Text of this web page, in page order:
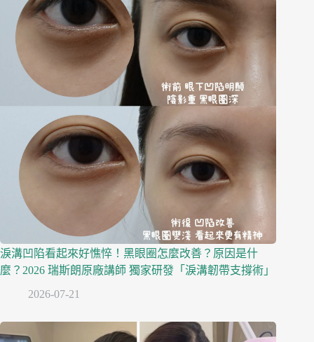
淚溝凹陷看起來好憔悴！黑眼圈怎麼改善？原因是什
麼？2026 瑞斯朗原廠講師 獨家研發「淚溝韌帶支撐術」
2026-07-21